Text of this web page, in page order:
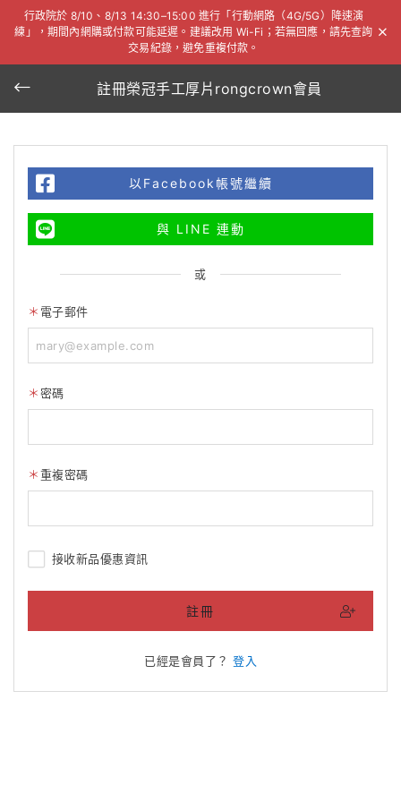
行政院於 8/10、8/13 14:30–15:00 進行「行動網路（4G/5G）降速演
練」，期間內網購或付款可能延遲。建議改用 Wi-Fi；若無回應，請先查詢
交易紀錄，避免重複付款。
註冊榮冠手工厚片rongcrown會員
以Facebook帳號繼續
與 LINE 連動
或
電子郵件
密碼
重複密碼
接收新品優惠資訊
註冊
已經是會員了？ 登入